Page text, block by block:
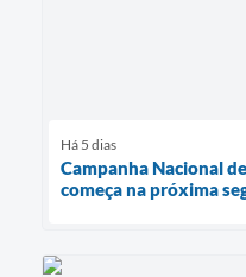
Há 5 dias
Campanha Nacional
começa na próxima